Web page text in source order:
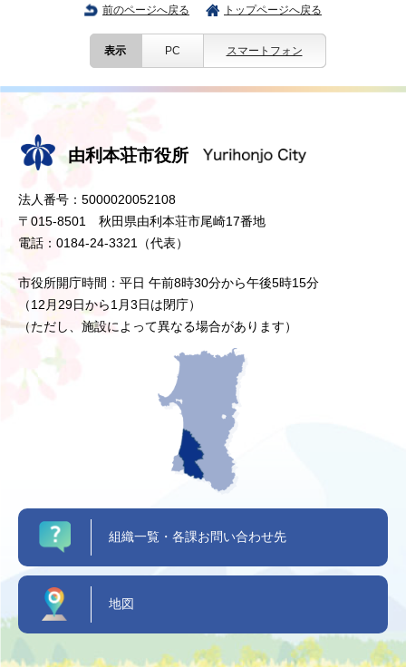
前のページへ戻る トップページへ戻る
表示 PC スマートフォン
由利本荘市役所
法人番号：5000020052108
〒015-8501 秋田県由利本荘市尾崎17番地
電話：0184-24-3321（代表）
市役所開庁時間：平日 午前8時30分から午後5時15分
（12月29日から1月3日は閉庁）
（ただし、施設によって異なる場合があります）
組織一覧・各課お問い合わせ先
地図